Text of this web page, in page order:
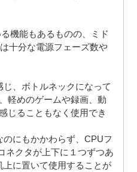
機能もあるものの、ミド
十分な電源フェーズ数や
、ボトルネックになって
軽めのゲームや録画、動
じることもなく使用でき
にもかかわらず、CPUフ
ネクタが上下に１つずつあ
上に置いて使用することが